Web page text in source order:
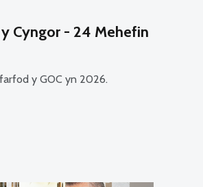
Cyngor - 24 Mehefin
y GOC yn 2026.